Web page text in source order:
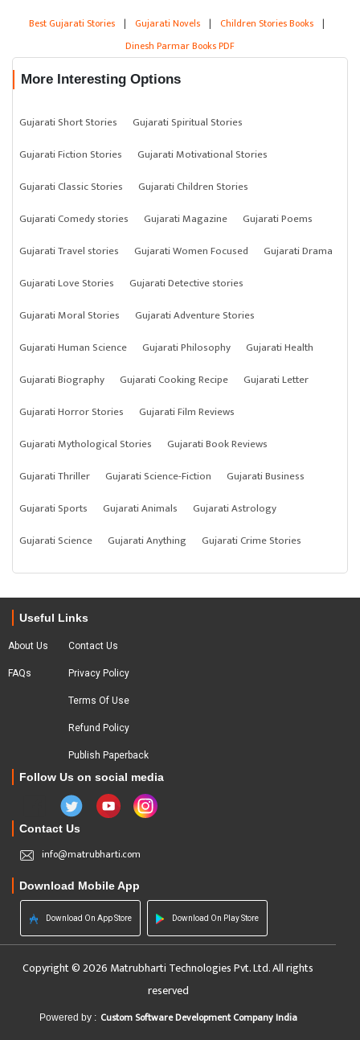
Best Gujarati Stories | Gujarati Novels | Children Stories Books |
Dinesh Parmar Books PDF
More Interesting Options
Gujarati Short Stories
Gujarati Spiritual Stories
Gujarati Fiction Stories
Gujarati Motivational Stories
Gujarati Classic Stories
Gujarati Children Stories
Gujarati Comedy stories
Gujarati Magazine
Gujarati Poems
Gujarati Travel stories
Gujarati Women Focused
Gujarati Drama
Gujarati Love Stories
Gujarati Detective stories
Gujarati Moral Stories
Gujarati Adventure Stories
Gujarati Human Science
Gujarati Philosophy
Gujarati Health
Gujarati Biography
Gujarati Cooking Recipe
Gujarati Letter
Gujarati Horror Stories
Gujarati Film Reviews
Gujarati Mythological Stories
Gujarati Book Reviews
Gujarati Thriller
Gujarati Science-Fiction
Gujarati Business
Gujarati Sports
Gujarati Animals
Gujarati Astrology
Gujarati Science
Gujarati Anything Gujarati Crime Stories
Useful Links
About Us
FAQs
Contact Us
Privacy Policy
Terms Of Use
Refund Policy
Publish Paperback
Follow Us on social media
Contact Us
info@matrubharti.com
Download Mobile App
Download On App Store Download On Play Store
Copyright © 2026 Matrubharti Technologies Pvt. Ltd. All rights
reserved
Powered by : Custom Software Development Company India